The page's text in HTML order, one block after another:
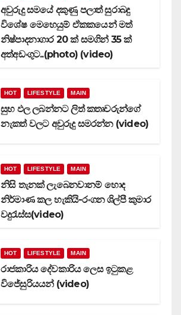
අවුරුදු සමයේ දකුණු පලාත් සුරාබදු
විශේෂ මෙහෙයුම් ඒකකයෙන් මත්
නිෂ්පාදනාගාර 20 ක් සමගින් 35 ක්
අත්අඩංගුට..(photo) (video)
HOT LIFESTYLE MAIN
සුභ ඵල ලබන්නට ලිත් කතෘවරුන්ගේ
නැකත් වලට අවුරුදු සමරන්න (video)
HOT LIFESTYLE MAIN
නිසි තැනක් ලැබෙනවානම් හොද
නිර්මාණ කල හැකියි-රංගන ශිල්පී කුමාර
වදුරැස්ස(video)
HOT LIFESTYLE MAIN
රාජකාරිය දේවකාරිය ලෙස ඉටුකළ
විජේසුරියයන් (video)